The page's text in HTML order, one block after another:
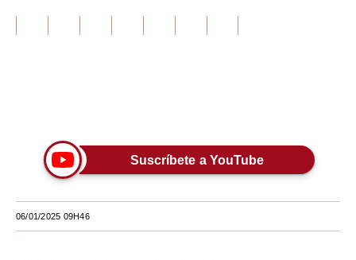
Tendencias
Lujo
Suscríbete a YouTube
06/01/2025 09H46